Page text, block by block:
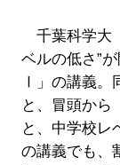
千葉科学大
ベルの低さ”
Ⅰ」の講義。
と、冒頭から
と、中学校レ
の講義でも、